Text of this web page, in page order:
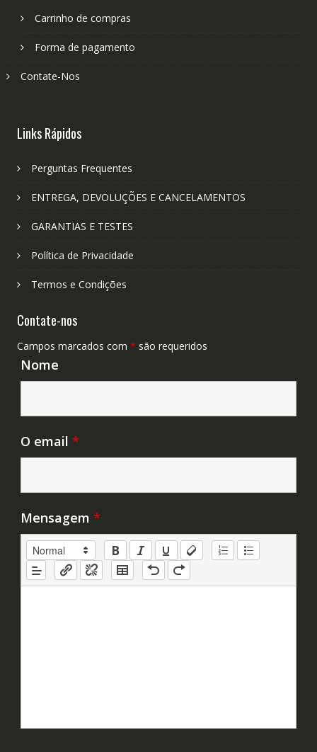
Carrinho de compras
Forma de pagamento
Contate-Nos
Links Rápidos
Perguntas Frequentes
ENTREGA, DEVOLUÇÕES E CANCELAMENTOS
GARANTIAS E TESTES
Política de Privacidade
Termos e Condições
Contate-nos
Campos marcados com * são requeridos
Nome
O email *
Mensagem *